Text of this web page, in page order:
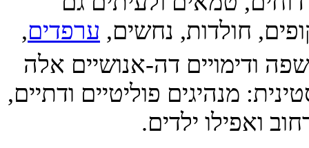
חולדות, נחשים,ערפדים,
דה-אנושיים אלה
מנהיגים פוליטיים ודתיים,
ילדים.